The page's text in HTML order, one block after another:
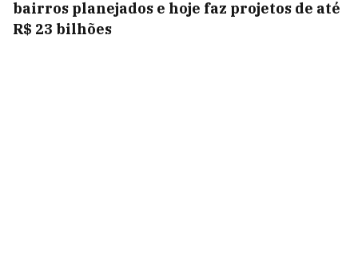
bairros planejados e hoje faz projetos de até
R$ 23 bilhões